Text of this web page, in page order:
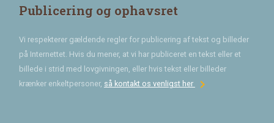
Publicering og ophavsret
Vi respekterer gældende regler for publicering af tekst og billeder
på Internettet. Hvis du mener, at vi har publiceret en tekst eller et
billede i strid med lovgivningen, eller hvis tekst eller billeder
krænker enkeltpersoner, så kontakt os venligst herchevron_right